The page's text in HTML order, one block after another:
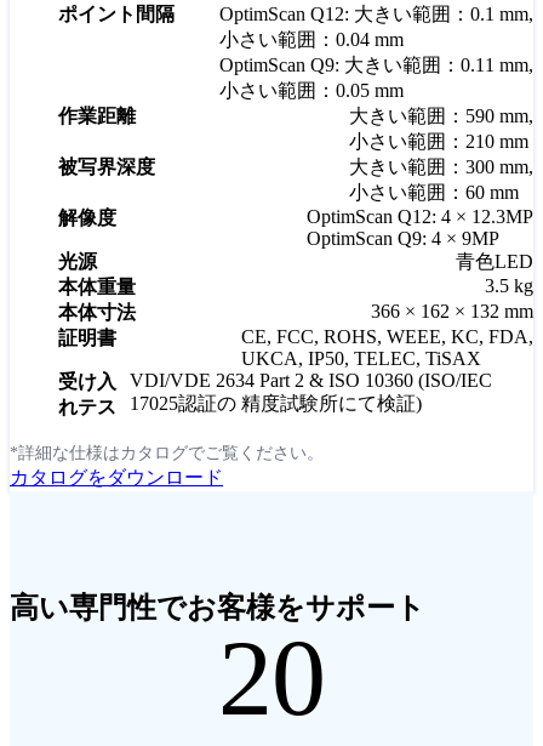
ポイント間隔
OptimScan Q12: 大きい範囲：0.1 mm,
小さい範囲：0.04 mm
OptimScan Q9: 大きい範囲：0.11 mm,
小さい範囲：0.05 mm
作業距離
大きい範囲：590 mm,
小さい範囲：210 mm
被写界深度
大きい範囲：300 mm,
小さい範囲：60 mm
解像度
OptimScan Q12: 4 × 12.3MP
OptimScan Q9: 4 × 9MP
光源
青色LED
本体重量
3.5 kg
本体寸法
366 × 162 × 132 mm
証明書
CE, FCC, ROHS, WEEE, KC, FDA,
UKCA, IP50, TELEC, TiSAX
受け入
れテス
VDI/VDE 2634 Part 2 & ISO 10360 (ISO/IEC
17025認証の 精度試験所にて検証)
*詳細な仕様はカタログでご覧ください。
カタログをダウンロード
高い専門性でお客様をサポート
20